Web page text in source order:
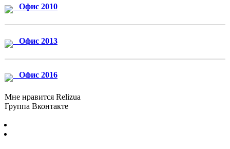
Офис 2010
Офис 2013
Офис 2016
Мне нравится Relizua
Группа Вконтакте